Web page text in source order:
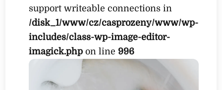
support writeable connections in
/disk_1/www/cz/casprozeny/www/wp-
includes/class-wp-image-editor-
imagick.php on line 996